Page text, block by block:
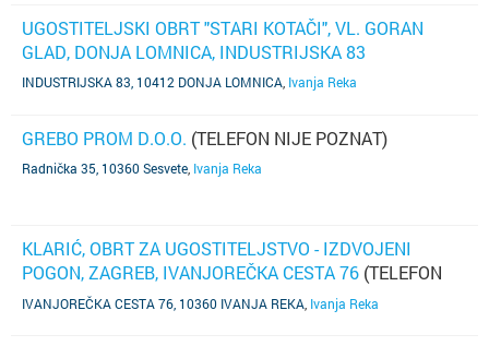
UGOSTITELJSKI OBRT "STARI KOTAČI", VL. GORAN
GLAD, DONJA LOMNICA, INDUSTRIJSKA 83
INDUSTRIJSKA 83, 10412 DONJA LOMNICA Ivanja Reka
GREBO PROM D.O.O. (TELEFON NIJE POZNAT)
Radnička 35, 10360 Sesvete Ivanja Reka
KLARIĆ, OBRT ZA UGOSTITELJSTVO - IZDVOJENI
POGON, ZAGREB, IVANJOREČKA CESTA 76 (TELEFON
NIJE POZNAT)
IVANJOREČKA CESTA 76, 10360 IVANJA REKA Ivanja Reka